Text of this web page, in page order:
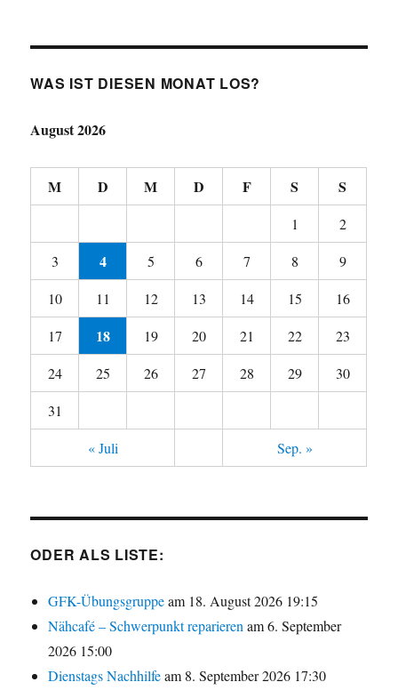
WAS IST DIESEN MONAT LOS?
August 2026
M D M D F S S
1
2
3
4 5 6 7 8
9
10
11 12 13 14 15
16
17
18 19 20 21 22
23
24
25 26 27 28 29
30
31
« Juli
Sep. »
ODER ALS LISTE:
GFK-Übungsgruppeam 18. August 2026 19:15
Nähcafé – Schwerpunkt reparieren am 6. September
2026 15:00
Dienstags Nachhilfeam 8. September 2026 17:30